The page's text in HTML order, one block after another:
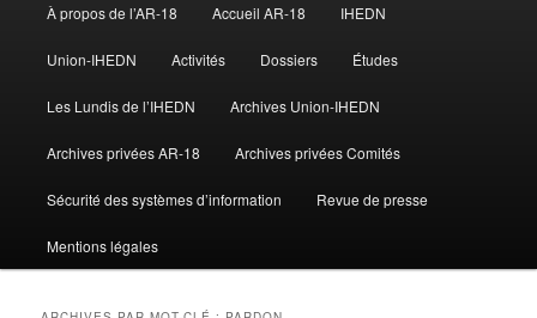
principal
À propos de l’AR-18 Accueil AR-18 IHEDN
Union-IHEDN Activités Dossiers Études
Les Lundis de l’IHEDN Archives Union-IHEDN
Archives privées AR-18 Archives privées Comités
Sécurité des systèmes d’information Revue de presse
Mentions légales